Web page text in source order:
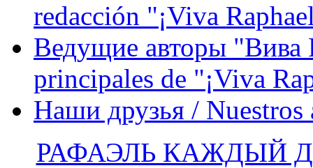
redacción "¡Viva
Ведущие авторы "Вива
principales de "¡Viva
Наши друзья / Nuestros
РАФАЭЛЬ КАЖДЫЙ